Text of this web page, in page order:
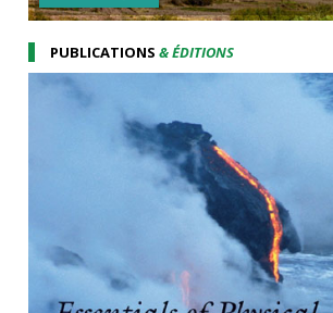
PUBLICATIONS& ÉDITIONS